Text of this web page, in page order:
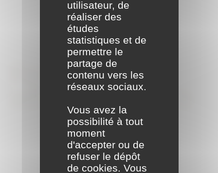
Formalités
administratives
utilisateur, de
réaliser des
études
statistiques et de
permettre le
partage de
contenu vers les
réseaux sociaux.
Vous avez la
possibilité à tout
moment
d'accepter ou de
refuser le dépôt
de cookies. Vous